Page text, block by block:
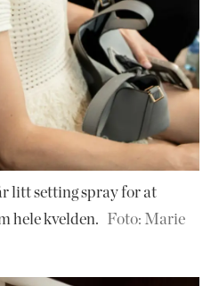
litt setting spray for at
hele kvelden.
Foto: Marie